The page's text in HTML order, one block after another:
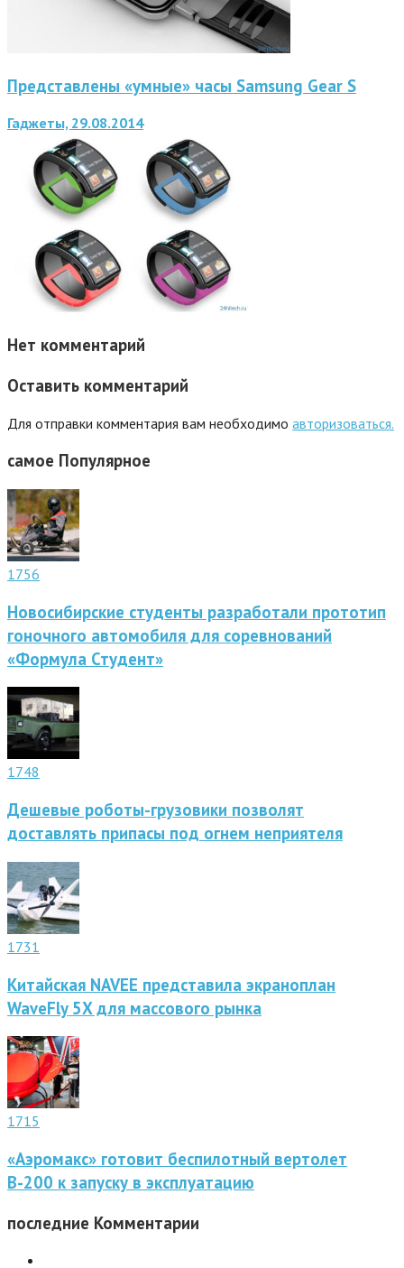
Представлены «умные» часы Samsung Gear S
Гаджеты, 29.08.2014
Нет комментарий
Оставить комментарий
Для отправки комментария вам необходимо авторизоваться.
самое Популярное
1756
Новосибирские студенты разработали прототип
гоночного автомобиля для соревнований
«Формула Студент»
1748
Дешевые роботы-грузовики позволят
доставлять припасы под огнем неприятеля
1731
Китайская NAVEE представила экраноплан
WaveFly 5X для массового рынка
1715
«Аэромакс» готовит беспилотный вертолет
В-200 к запуску в эксплуатацию
последние Комментарии